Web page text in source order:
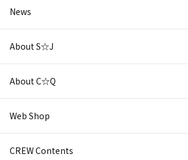
News
About S☆J
About C☆Q
Web Shop
CREW Contents